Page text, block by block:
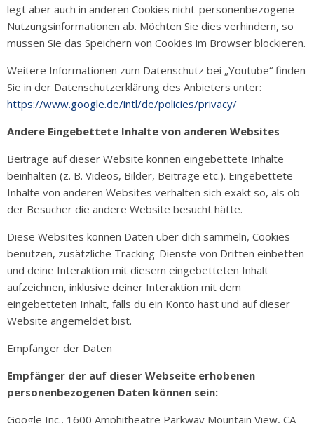
legt aber auch in anderen Cookies nicht-personenbezogene
Nutzungsinformationen ab. Möchten Sie dies verhindern, so
müssen Sie das Speichern von Cookies im Browser blockieren.
Weitere Informationen zum Datenschutz bei „Youtube“ finden
Sie in der Datenschutzerklärung des Anbieters unter:
https://www.google.de/intl/de/policies/privacy/
Andere Eingebettete Inhalte von anderen Websites
Beiträge auf dieser Website können eingebettete Inhalte
beinhalten (z. B. Videos, Bilder, Beiträge etc.). Eingebettete
Inhalte von anderen Websites verhalten sich exakt so, als ob
der Besucher die andere Website besucht hätte.
Diese Websites können Daten über dich sammeln, Cookies
benutzen, zusätzliche Tracking-Dienste von Dritten einbetten
und deine Interaktion mit diesem eingebetteten Inhalt
aufzeichnen, inklusive deiner Interaktion mit dem
eingebetteten Inhalt, falls du ein Konto hast und auf dieser
Website angemeldet bist.
Empfänger der Daten
Empfänger der auf dieser Webseite erhobenen
personenbezogenen Daten können sein:
Google Inc., 1600 Amphitheatre Parkway Mountain View, CA